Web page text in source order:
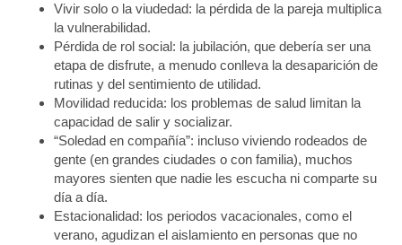
Vivir solo o la viudedad: la pérdida de la pareja multiplica
la vulnerabilidad.
Pérdida de rol social: la jubilación, que debería ser una
etapa de disfrute, a menudo conlleva la desaparición de
rutinas y del sentimiento de utilidad.
Movilidad reducida: los problemas de salud limitan la
capacidad de salir y socializar.
“Soledad en compañía”: incluso viviendo rodeados de
gente (en grandes ciudades o con familia), muchos
mayores sienten que nadie les escucha ni comparte su
día a día.
Estacionalidad: los periodos vacacionales, como el
verano, agudizan el aislamiento en personas que no